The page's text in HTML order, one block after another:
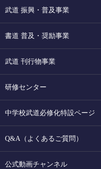
武道 振興・普及事業
書道 普及・奨励事業
武道 刊行物事業
研修センター
中学校武道必修化特設ページ
Q&A（よくあるご質問）
公式動画チャンネル